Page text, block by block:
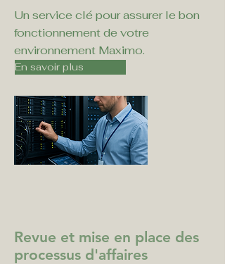
Un service clé pour assurer le bon
fonctionnement de votre
environnement Maximo.
En savoir plus
Revue et mise en place des
processus d'affaires